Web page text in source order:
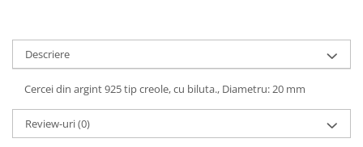
Descriere
Cercei din argint 925 tip creole, cu biluta., Diametru: 20 mm
Review-uri(0)